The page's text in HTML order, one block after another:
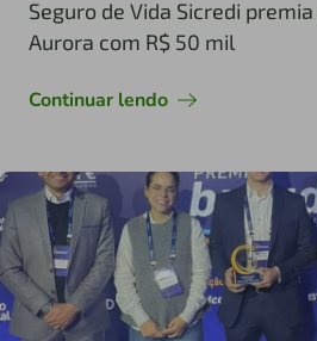
Seguro de Vida Sicredi
Aurora com R$ 50 mil
Continuar lendo